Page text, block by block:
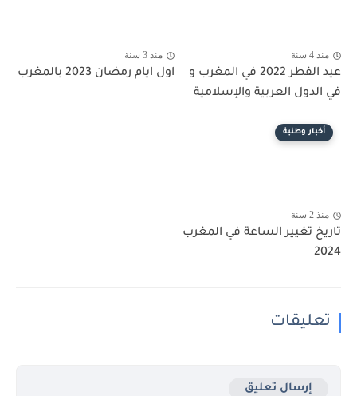
منذ 4 سنة
عيد الفطر 2022 في المغرب و
في الدول العربية والإسلامية
منذ 3 سنة
اول ايام رمضان 2023 بالمغرب
أخبار وطنية
منذ 2 سنة
تاريخ تغيير الساعة في المغرب
2024
تعليقات
إرسال تعليق